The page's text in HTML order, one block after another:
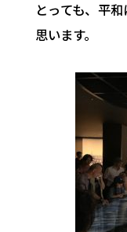
とっても、 平
思います。